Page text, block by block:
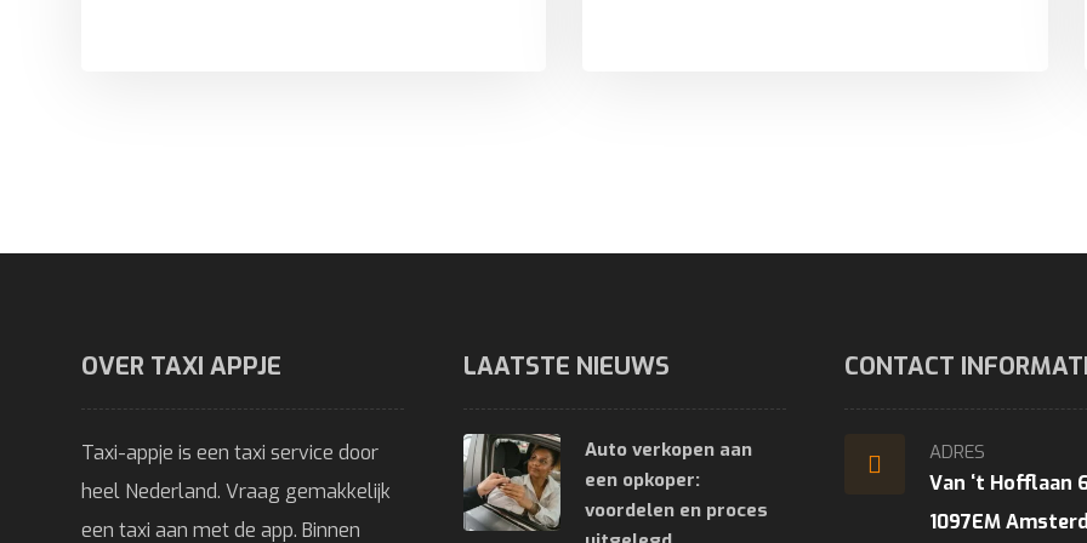
OVER TAXI APPJE
Taxi-appje is een taxi service door
heel Nederland. Vraag gemakkelijk
een taxi aan met de app. Binnen
LAATSTE NIEUWS
Auto verkopen aan
een opkoper:
voordelen en proces
CONTACT
ADRES
Van ‘t Hofflaan
1097EM